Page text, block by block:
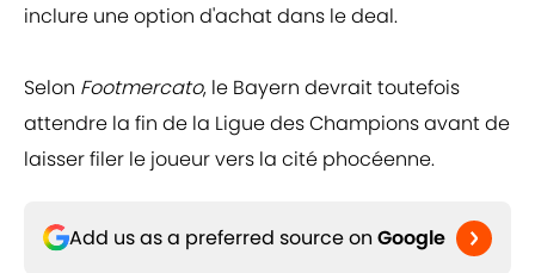
inclure une option d'achat dans le deal.
Selon Footmercato, le Bayern devrait toutefois
attendre la fin de la Ligue des Champions avant de
laisser filer le joueur vers la cité phocéenne.
Add us as a preferred source on Google